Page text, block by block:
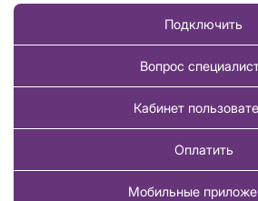
Подключить
Вопрос
Кабинет
Оплатить
Мобильные